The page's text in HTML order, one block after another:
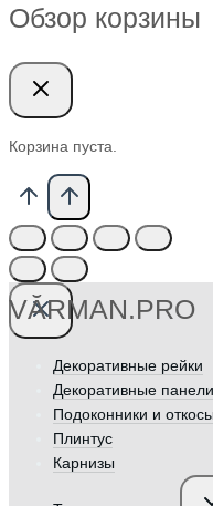
Обзор корзины
Корзина пуста.
VӐRMAN.PRO
Декоративные рейки
Декоративные панели
Подоконники и откосы
Плинтус
Карнизы